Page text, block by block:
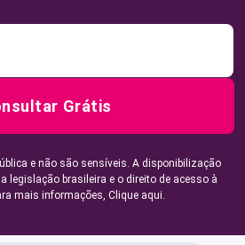
Grátis
e não são sensíveis. A disponibilização
legislação brasileira e o direito de acesso à
mais informações, Clique aqui.